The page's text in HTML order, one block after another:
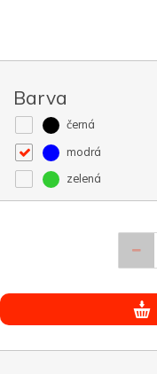
Barva
černá
modrá
zelená